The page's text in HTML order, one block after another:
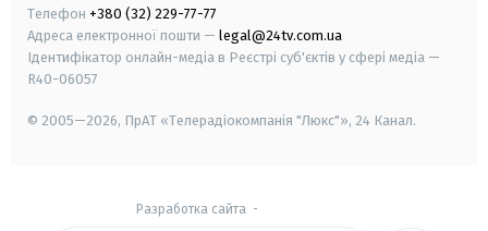
Телефон +380 (32) 229-77-77
Адреса електронної пошти — legal@24tv.com.ua
Ідентифікатор онлайн-медіа в Реєстрі суб'єктів у сфері медіа —
R40-06057
© 2005—2026, ПрАТ «Телерадіокомпанія "Люкс"», 24 Канал.
Разработка сайта -